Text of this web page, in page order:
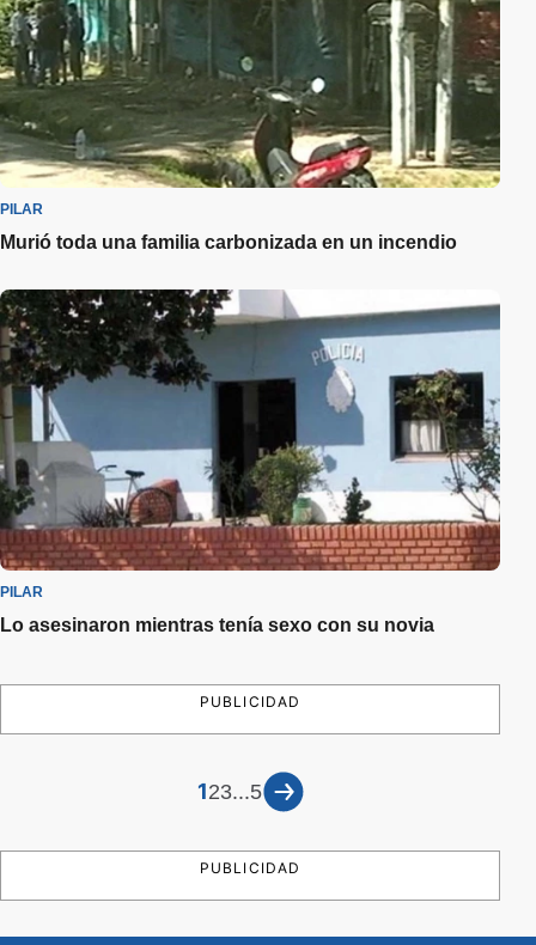
PILAR
Murió toda una familia carbonizada en un incendio
PILAR
Lo asesinaron mientras tenía sexo con su novia
PUBLICIDAD
123...5
PUBLICIDAD